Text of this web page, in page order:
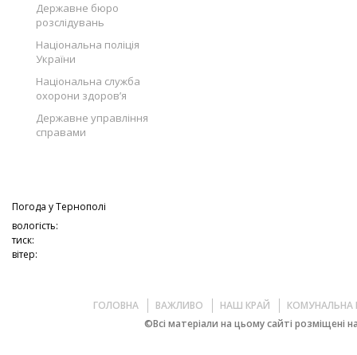
Державне бюро
розслідувань
Національна поліція
України
Національна служба
охорони здоров’я
Державне управління
справами
Погода уТернополі
вологість:
тиск:
вітер:
ГОЛОВНА ВАЖЛИВО НАШ КРАЙ
КОМУНАЛЬНА
©Всі матеріали на цьому сайті розміщені